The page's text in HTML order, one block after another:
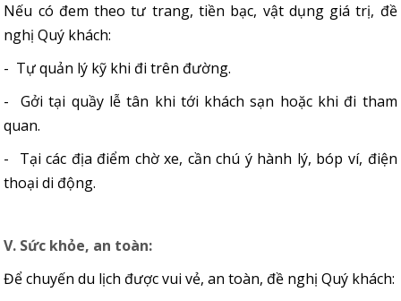
Nếu có đem theo tư trang, tiền bạc, vật dụng giá trị, đề
nghị Quý khách:
- Tự quản lý kỹ khi đi trên đường.
- Gởi tại quầy lễ tân khi tới khách sạn hoặc khi đi tham
quan.
- Tại các địa điểm chờ xe, cần chú ý hành lý, bóp ví, điện
thoại di động.
V. Sức khỏe, an toàn:
Để chuyến du lịch được vui vẻ, an toàn, đề nghị Quý khách: